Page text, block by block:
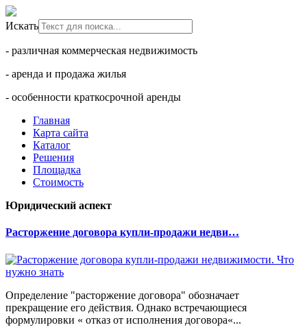
Искать
- различная коммерческая недвижимость
- аренда и продажа жилья
- особенности краткосрочной аренды
Главная
Карта сайта
Каталог
Решения
Площадка
Стоимость
Юридический аспект
Расторжение договора купли-продажи недви…
Определение "расторжение договора" обозначает
прекращение его действия. Однако встречающиеся
формулировки « отказ от исполнения договора«...